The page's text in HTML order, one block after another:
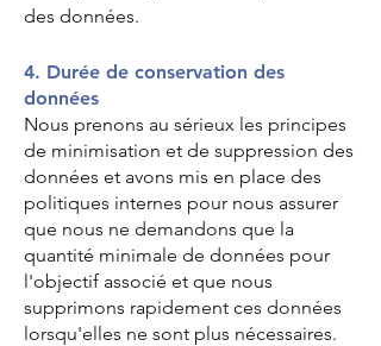
des données.
4. Durée de conservation des
données
Nous prenons au sérieux les principes
de minimisation et de suppression des
données et avons mis en place des
politiques internes pour nous assurer
que nous ne demandons que la
quantité minimale de données pour
l'objectif associé et que nous
supprimons rapidement ces données
lorsqu'elles ne sont plus nécessaires.